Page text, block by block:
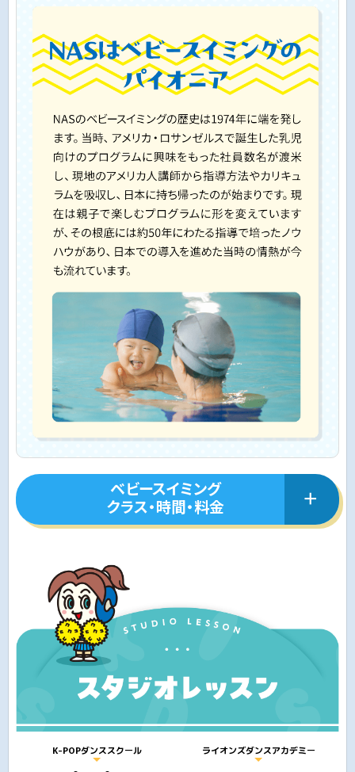
ベビースイミング
クラス・時間・料金
K-POPダンススクール
ライオンズダンスアカデミー